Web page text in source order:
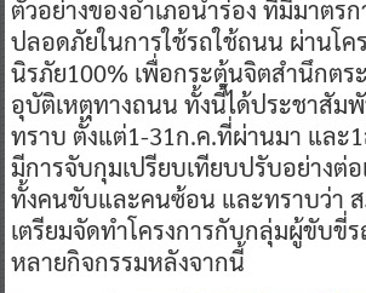
ตัวอย่างของอำเภอนำร่อง ที่มีมาตร
ปลอดภัยในการใช้รถใช้ถนน ผ่านโค
นิรภัย100% เพื่อกระตุ้นจิตสำนึกต
อุบัติเหตุทางถนน ทั้งนี้ได้ประชาสัม
ทราบ ตั้งแต่1-31ก.ค.ที่ผ่านมา และ
มีการจับกุมเปรียบเทียบปรับอย่างต่อ
ทั้งคนขับและคนซ้อน และทราบว่า
เตรียมจัดทำโครงการกับกลุ่มผู้ขับขี่
หลายกิจกรรมหลังจากนี้